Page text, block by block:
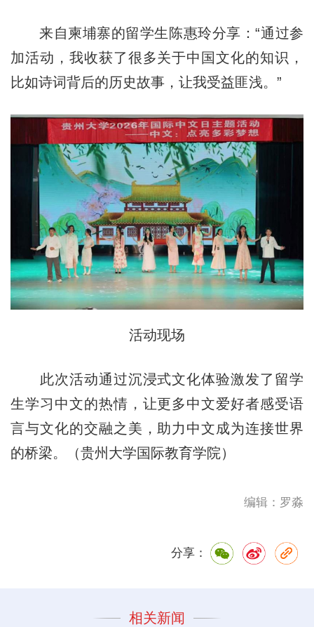
来自柬埔寨的留学生陈惠玲分享：“通过参
加活动，我收获了很多关于中国文化的知识，
比如诗词背后的历史故事，让我受益匪浅。”
活动现场
此次活动通过沉浸式文化体验激发了留学
生学习中文的热情，让更多中文爱好者感受语
言与文化的交融之美，助力中文成为连接世界
的桥梁。（贵州大学国际教育学院）
编辑：罗淼
分享：
相关新闻